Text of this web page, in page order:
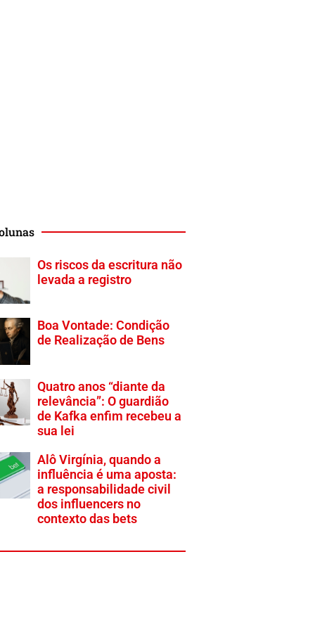
Os riscos da escritura não
levada a registro
Boa Vontade: Condição
de Realização de Bens
Quatro anos “diante da
relevância”: O guardião
de Kafka enfim recebeu a
sua lei
Alô Virgínia, quando a
influência é uma aposta:
a responsabilidade civil
dos influencers no
contexto das bets